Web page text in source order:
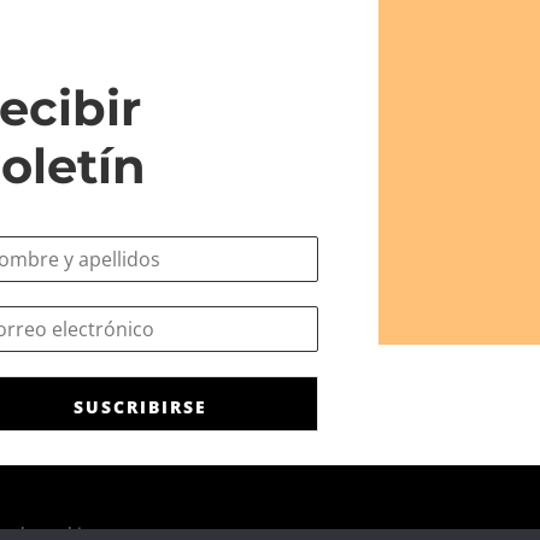
SUSCRIBIRSE
de cookies